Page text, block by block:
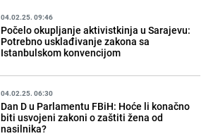
04.02.25. 09:46
Počelo okupljanje aktivistkinja u Sarajevu:
Potrebno usklađivanje zakona sa
Istanbulskom konvencijom
04.02.25. 06:30
Dan D u Parlamentu FBiH: Hoće li konačno
biti usvojeni zakoni o zaštiti žena od
nasilnika?